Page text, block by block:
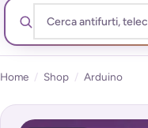
Home / Shop / Arduino